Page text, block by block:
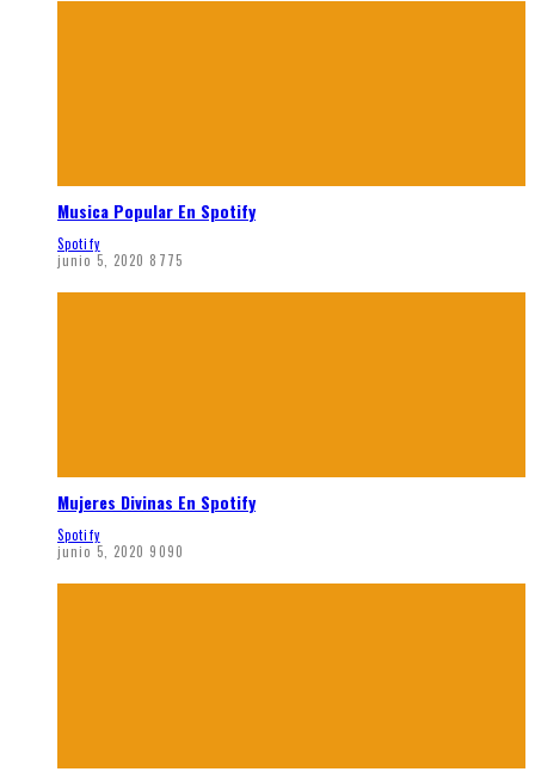
Musica Popular En Spotify
Spotify
junio 5, 2020 8775
Mujeres Divinas En Spotify
Spotify
junio 5, 2020 9090